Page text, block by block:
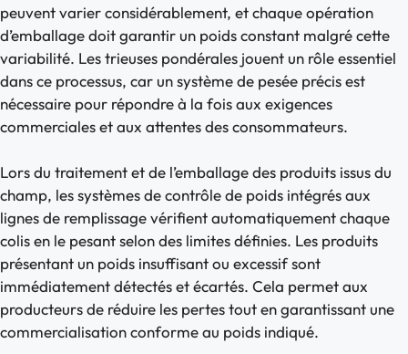
peuvent varier considérablement, et chaque opération
d’emballage doit garantir un poids constant malgré cette
variabilité. Les trieuses pondérales jouent un rôle essentiel
dans ce processus, car un système de pesée précis est
nécessaire pour répondre à la fois aux exigences
commerciales et aux attentes des consommateurs.
Lors du traitement et de l’emballage des produits issus du
champ, les systèmes de contrôle de poids intégrés aux
lignes de remplissage vérifient automatiquement chaque
colis en le pesant selon des limites définies. Les produits
présentant un poids insuffisant ou excessif sont
immédiatement détectés et écartés. Cela permet aux
producteurs de réduire les pertes tout en garantissant une
commercialisation conforme au poids indiqué.